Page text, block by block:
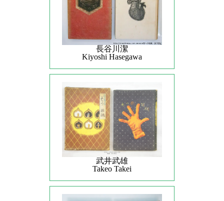
長谷川潔
Kiyoshi Hasegawa
武井武雄
Takeo Takei